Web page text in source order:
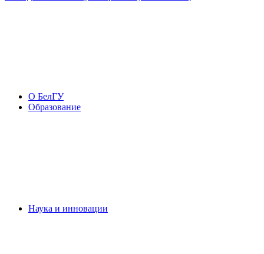
О БелГУ
Образование
Наука и инновации